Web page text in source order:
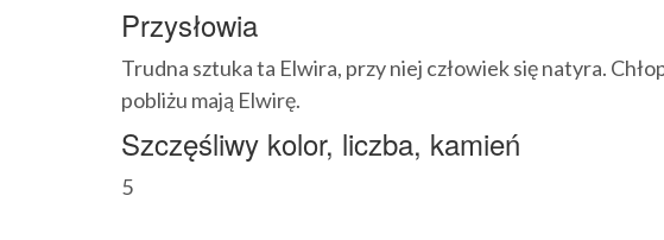
Przysłowia
Trudna sztuka ta Elwira, przy niej człowiek się natyra.
pobliżu mają Elwirę.
Szczęśliwy kolor, liczba, kamień
5